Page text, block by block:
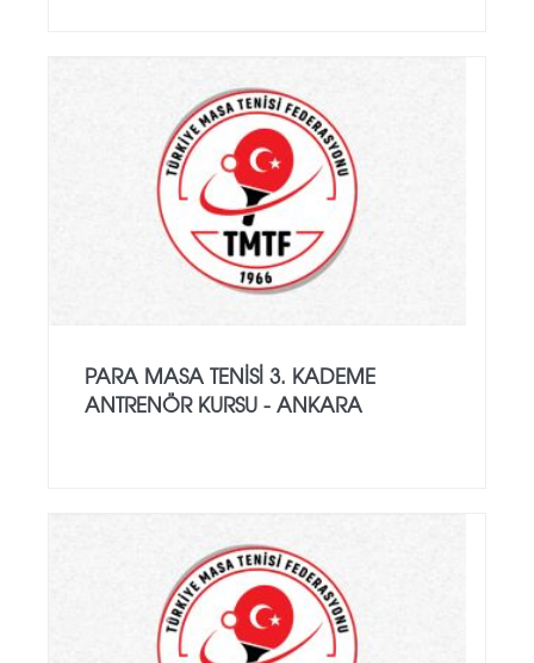
PARA MASA TENISI 3. KADEME
ANTRENÖR KURSU - ANKARA